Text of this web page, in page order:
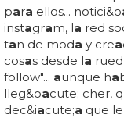
para ellos... notici&o
instagram, la red
tan de moda y crea
cosas desde la rued
follow"... aunque ha
lleg&oacute; cher,
dec&iacute;a que